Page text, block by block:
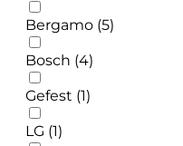
Bergamo (5)
Bosch (4)
Gefest (1)
LG (1)